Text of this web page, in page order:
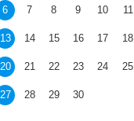
6 7 8 9 10 11
13 14 15 16 17 18
20 21 22 23 24 25
27 28 29 30